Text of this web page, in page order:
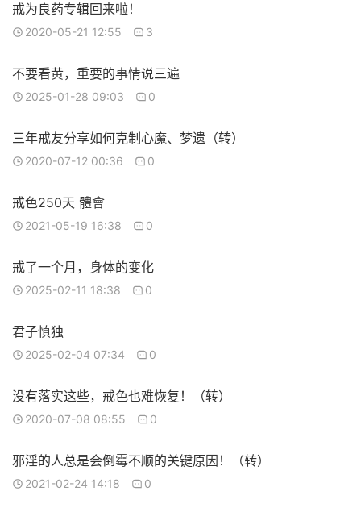
戒为良药专辑回来啦！
2020-05-21 12:55 3
不要看黄，重要的事情说三遍
2025-01-28 09:03 0
三年戒友分享如何克制心魔、梦遗（转）
2020-07-12 00:36 0
戒色250天 體會
2021-05-19 16:38 0
戒了一个月，身体的变化
2025-02-11 18:38 0
君子慎独
2025-02-04 07:34 0
没有落实这些，戒色也难恢复！（转）
2020-07-08 08:55 0
邪淫的人总是会倒霉不顺的关键原因！（转）
2021-02-24 14:18 0